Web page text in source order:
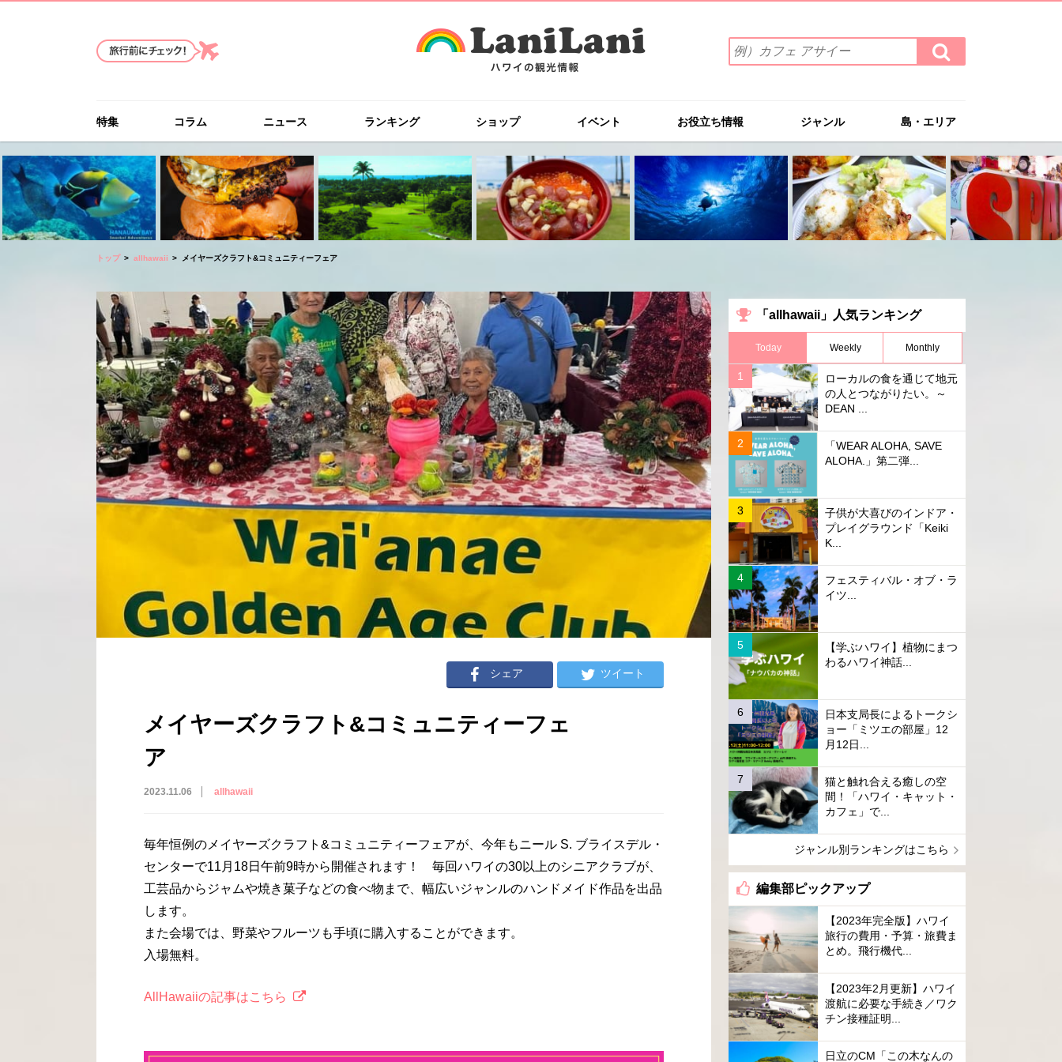
索
ワ
を
入
力
(例）
カ
フ
ェ
イ
ー
検
索
す
特集 コラム ニュース ランキング ショップ イベント お役立ち情報 ジャンル 島・エリア
トップ allhawaii メイヤーズクラフト&コミュニティーフェア
シェア ツイート
メイヤーズクラフト&コミュニティーフェ
ア
2023.11.06 allhawaii
毎年恒例のメイヤーズクラフト&コミュニティーフェアが、今年もニール S. ブライスデル・
センターで11月18日午前9時から開催されます！ 毎回ハワイの30以上のシニアクラブが、
工芸品からジャムや焼き菓子などの食べ物まで、幅広いジャンルのハンドメイド作品を出品
します。
また会場では、野菜やフルーツも手頃に購入することができます。
入場無料。
AllHawaiiの記事はこちら
「allhawaii」人気ランキング
Today Weekly Monthly
ローカルの食を通じて地元
の人とつながりたい。～
DEAN ...
「WEAR ALOHA, SAVE
ALOHA.」第二弾...
子供が大喜びのインドア・
プレイグラウンド「Keiki
K...
フェスティバル・オブ・ラ
イツ...
【学ぶハワイ】植物にまつ
わるハワイ神話...
日本支局長によるトークシ
ョー「ミツエの部屋」12
月12日...
猫と触れ合える癒しの空
間！「ハワイ・キャット・
カフェ」で...
ジャンル別ランキングはこちら
編集部ピックアップ
【2023年完全版】ハワイ
旅行の費用・予算・旅費ま
とめ。飛行機代...
【2023年2月更新】ハワイ
渡航に必要な手続き／ワク
チン接種証明...
日立のCM「この木なんの